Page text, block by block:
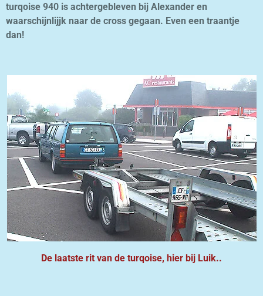
turqoise 940 is achtergebleven bij Alexander en
waarschijnlijjk naar de cross gegaan. Even een traantje
dan!
De laatste rit van de turqoise, hier bij Luik..